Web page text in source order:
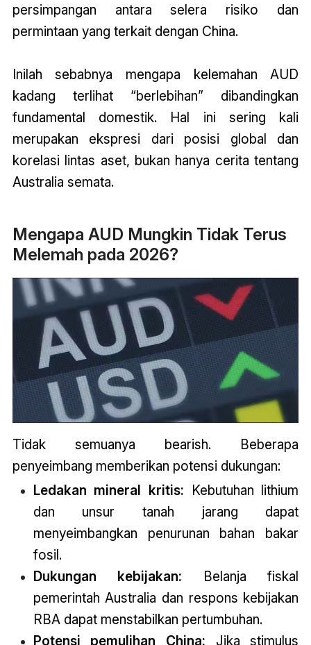
persimpangan antara selera risiko dan
permintaan yang terkait dengan China.
Inilah sebabnya mengapa kelemahan AUD
kadang terlihat “berlebihan” dibandingkan
fundamental domestik. Hal ini sering kali
merupakan ekspresi dari posisi global dan
korelasi lintas aset, bukan hanya cerita tentang
Australia semata.
Mengapa AUD Mungkin Tidak Terus
Melemah pada 2026?
Tidak semuanya bearish. Beberapa
penyeimbang memberikan potensi dukungan:
Ledakan mineral kritis: Kebutuhan lithium
dan unsur tanah jarang dapat
menyeimbangkan penurunan bahan bakar
fosil.
Dukungan kebijakan: Belanja fiskal
pemerintah Australia dan respons kebijakan
RBA dapat menstabilkan pertumbuhan.
Potensi pemulihan China: Jika stimulus